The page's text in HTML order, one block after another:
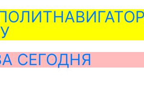
СЕГОДНЯ